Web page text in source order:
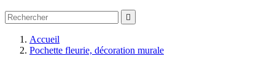

Accueil
Pochette fleurie, décoration murale